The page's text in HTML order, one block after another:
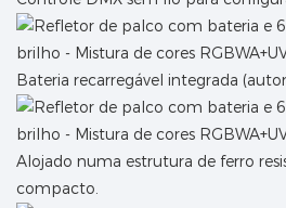
Bateria recarregável integrada
Alojado numa estrutura de ferro
compacto.